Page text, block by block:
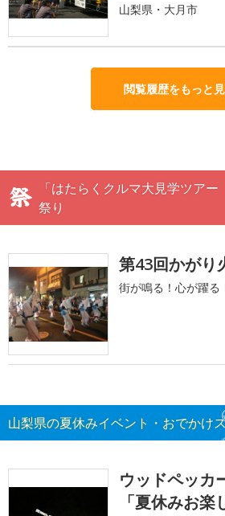
山梨県・大月市
閲覧履歴をもっと
「はたらくクルマ大見学ツア
祭り
第43回かがり
街が鳴る！心が躍る
山梨県の夏休みイベント・おでかけ
ウッドペッカ
「夏休みお